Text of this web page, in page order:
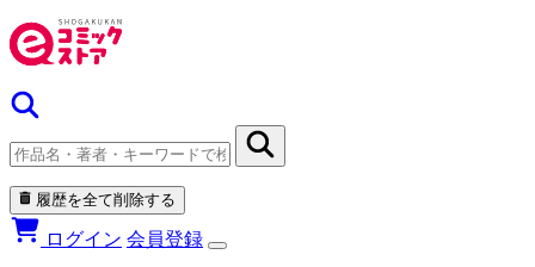
履歴を全て削除する
ログイン 会員登録